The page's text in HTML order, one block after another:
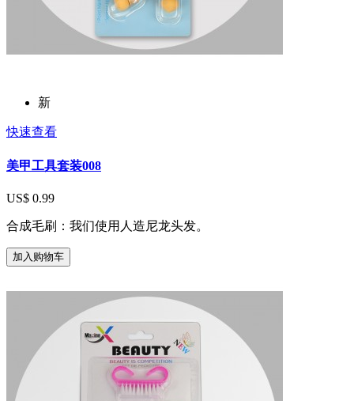
新
快速查看
美甲工具套装008
US$ 0.99
合成毛刷：我们使用人造尼龙头发。
加入购物车